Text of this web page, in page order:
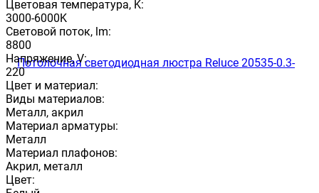
Цветовая температура, K:
3000-6000K
Световой поток, lm:
8800
Напряжение, V:
220
Цвет и материал:
Виды материалов:
Металл, акрил
Материал арматуры:
Металл
Материал плафонов:
Акрил, металл
Цвет: